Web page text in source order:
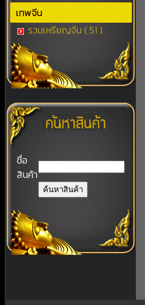
เทพจีน
รวมเหรียญจีน ( 51 )
ชื่อ
สินค้า